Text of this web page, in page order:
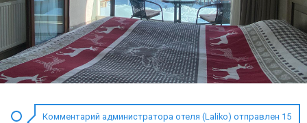
Комментарий администратора отеля (Laliko) отправлен 15
Дети в Гудаури
Развлечения
Календарь событий
Гудаури
INFO